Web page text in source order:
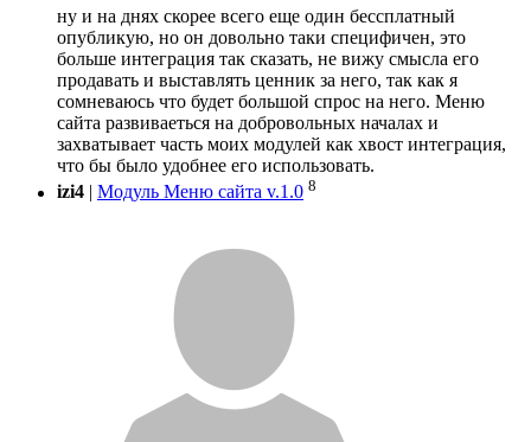
ну и на днях скорее всего еще один бессплатный
опубликую, но он довольно таки специфичен, это
больше интеграция так сказать, не вижу смысла его
продавать и выставлять ценник за него, так как я
сомневаюсь что будет большой спрос на него. Меню
сайта развиваеться на добровольных началах и
захватывает часть моих модулей как хвост интеграция,
что бы было удобнее его использовать.
izi4
Модуль Меню сайта v.1.0 8